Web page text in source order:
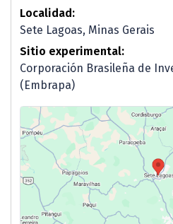
Localidad:
Sete Lagoas, Minas Gerais
Sitio experimental:
Corporación Brasileña de
(Embrapa)